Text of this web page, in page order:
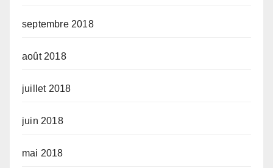
septembre 2018
août 2018
juillet 2018
juin 2018
mai 2018